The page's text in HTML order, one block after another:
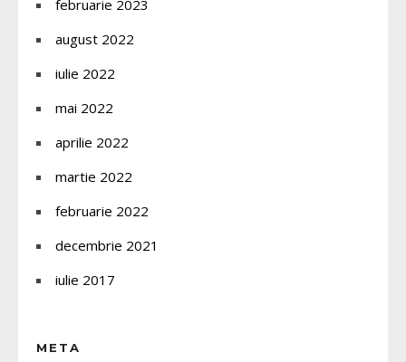
februarie 2023
august 2022
iulie 2022
mai 2022
aprilie 2022
martie 2022
februarie 2022
decembrie 2021
iulie 2017
META